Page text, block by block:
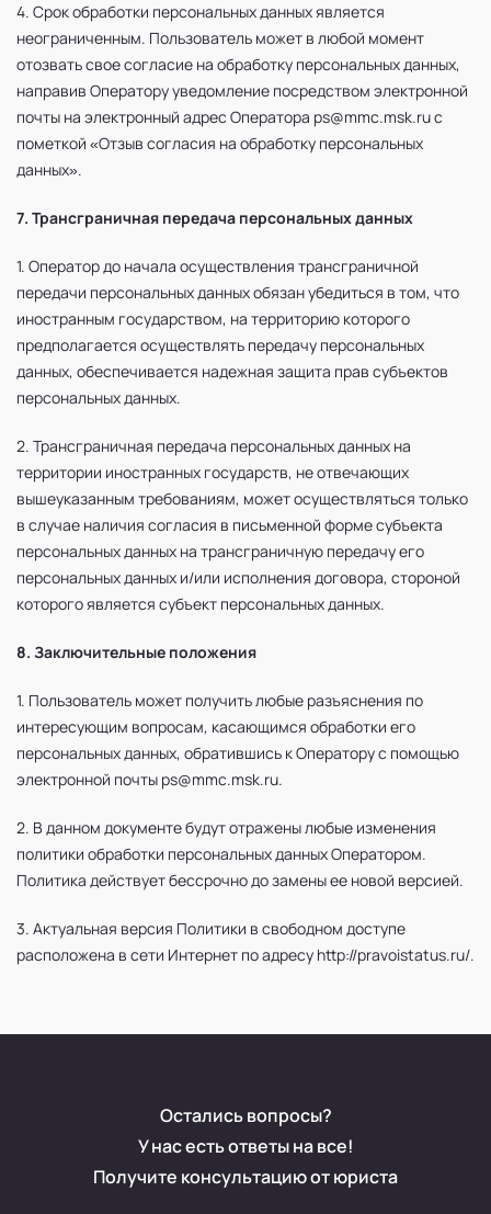
4. Срок обработки персональных данных является
неограниченным. Пользователь может в любой момент
отозвать свое согласие на обработку персональных данных,
направив Оператору уведомление посредством электронной
почты на электронный адрес Оператора ps@mmc.msk.ru с
пометкой «Отзыв согласия на обработку персональных
данных».
7. Трансграничная передача персональных данных
1. Оператор до начала осуществления трансграничной
передачи персональных данных обязан убедиться в том, что
иностранным государством, на территорию которого
предполагается осуществлять передачу персональных
данных, обеспечивается надежная защита прав субъектов
персональных данных.
2. Трансграничная передача персональных данных на
территории иностранных государств, не отвечающих
вышеуказанным требованиям, может осуществляться только
в случае наличия согласия в письменной форме субъекта
персональных данных на трансграничную передачу его
персональных данных и/или исполнения договора, стороной
которого является субъект персональных данных.
8. Заключительные положения
1. Пользователь может получить любые разъяснения по
интересующим вопросам, касающимся обработки его
персональных данных, обратившись к Оператору с помощью
электронной почты ps@mmc.msk.ru.
2. В данном документе будут отражены любые изменения
политики обработки персональных данных Оператором.
Политика действует бессрочно до замены ее новой версией.
3. Актуальная версия Политики в свободном доступе
расположена в сети Интернет по адресу http://pravoistatus.ru/.
Остались вопросы?
У нас есть ответы на все!
Получите консультацию от юриста